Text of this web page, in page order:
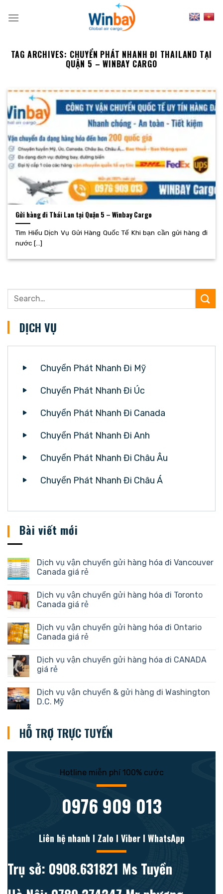
TAG ARCHIVES: CHUYỂN PHÁT NHANH ĐI THAILAND TẠI
QUẬN 5 – WINBAY CARGO
Gửi hàng đi Thái Lan tại Quận 5 – Winbay Cargo
Tìm Hiểu Dịch Vụ Gửi Hàng Quốc Tế Khi bạn cần gửi hàng đi
nước [...]
DỊCH VỤ
Chuyển Phát Nhanh Đi Mỹ
Chuyển Phát Nhanh Đi Úc
Chuyển Phát Nhanh Đi Canada
Chuyển Phát Nhanh Đi Anh
Chuyển Phát Nhanh Đi Châu Âu
Chuyển Phát Nhanh Đi Châu Á
Bài viết mới
Dịch vụ vận chuyển gửi hàng hóa đi Vancouver
Canada giá rẻ
Dịch vụ vận chuyển gửi hàng hóa đi Toronto
Canada giá rẻ
Dịch vụ vận chuyển gửi hàng hóa đi Ontario
Canada giá rẻ
Dịch vụ vận chuyển gửi hàng hóa đi CANADA
giá rẻ
Dịch vụ vận chuyển & gửi hàng đi Washington
D.C. Mỹ
HỖ TRỢ TRỰC TUYẾN
Hotline miễn phí 100% cước
0976 909 013
Liên hệ nhanh l Zalo l Viber l WhatsApp
Trụ sở: 0908.631821 Ms Tuyền